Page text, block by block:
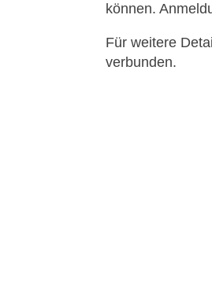
können.
Für weitere
verbunden.